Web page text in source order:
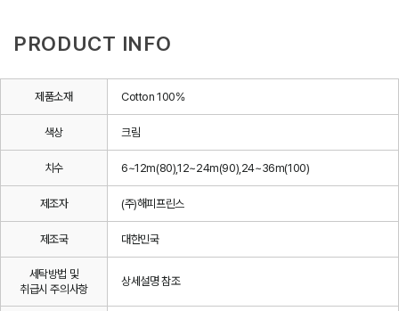
PRODUCT INFO
제품소재 Cotton 100%
색상 크림
치수 6~12m(80),12~24m(90),24~36m(100)
제조자 (주)해피프린스
제조국 대한민국
세탁방법 및
취급시 주의사항
상세설명 참조